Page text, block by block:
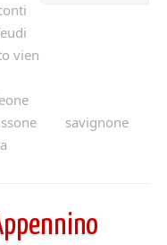
vien
savignone